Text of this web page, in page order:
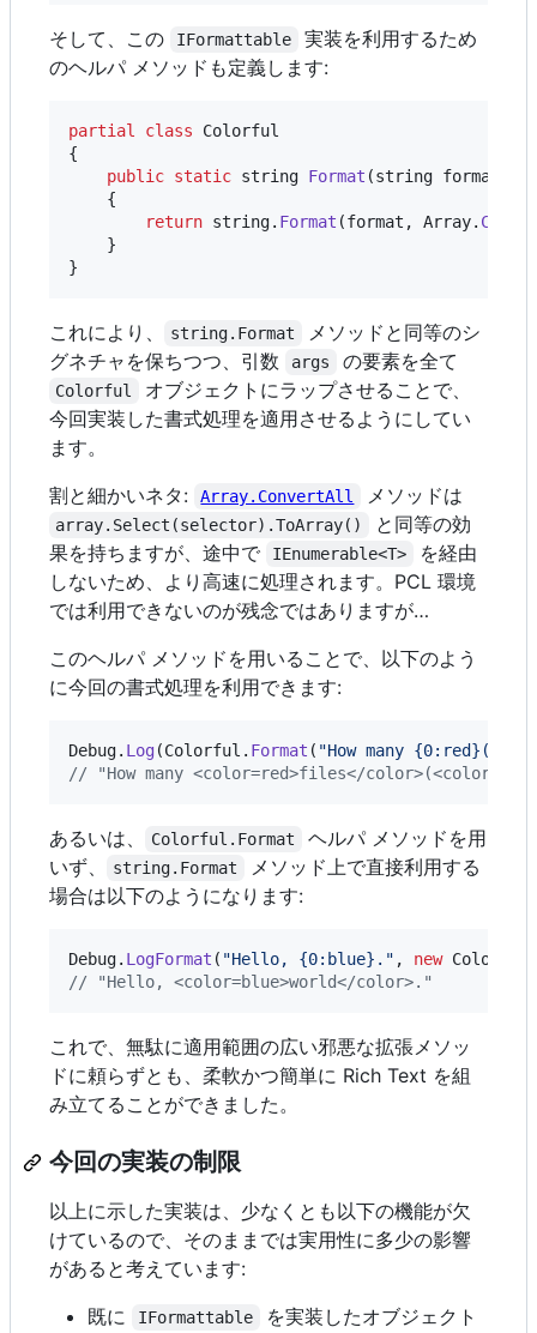
そして、この IFormattable
実装を利用するため
のヘルパ メソッドも定義します:
partial class
Colorful
{
public static string Format (string format
{
return string. Format (format , Array.
}
}
これにより、 string.Format
メソッドと同等のシ
グネチャを保ちつつ、引数
args の要素を全て
Colorful
オブジェクトにラップさせることで、
今回実装した書式処理を適用させるようにしてい
ます。
割と細かいネタ:
Array.ConvertAll メソッドは
array.Select(selector).ToArray()
と同等の効
果を持ちますが、途中で
IEnumerable<T>
を経由
しないため、より高速に処理されます。PCL 環境
では利用できないのが残念ではありますが…
このヘルパ メソッドを用いることで、以下のよう
に今回の書式処理を利用できます:
Debug. Log(Colorful . Format ( "How many
// "How many <color=red>files</
あるいは、 Colorful.Format
ヘルパ メソッドを用
いず、
string.Format
メソッド上で直接利用する
場合は以下のようになります:
Debug. LogFormat ( "Hello, {0:blue}." , new Colorful
// "Hello, <color=blue>world</color>."
これで、無駄に適用範囲の広い邪悪な拡張メソッ
ドに頼らずとも、柔軟かつ簡単に Rich Text を組
み立てることができました。
今回の実装の制限
以上に示した実装は、少なくとも以下の機能が欠
けているので、そのままでは実用性に多少の影響
があると考えています:
既に
IFormattable
を実装したオブジェクト